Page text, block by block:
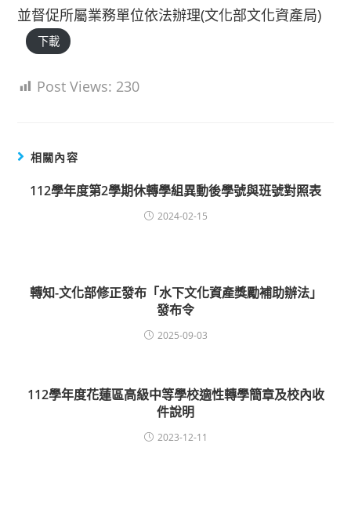
並督促所屬業務單位依法辦理(文化部文化資產局)
下載
Post Views: 230
相關內容
112學年度第2學期休轉學組異動後學號與班號對照表
2024-02-15
轉知-文化部修正發布「水下文化資產獎勵補助辦法」
發布令
2025-09-03
112學年度花蓮區高級中等學校適性轉學簡章及校內收
件說明
2023-12-11